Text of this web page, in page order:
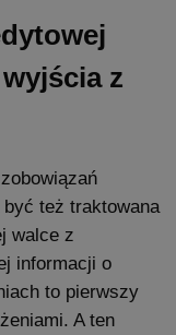
z
też traktowana
walce z
informacji o
to pierwszy
A ten